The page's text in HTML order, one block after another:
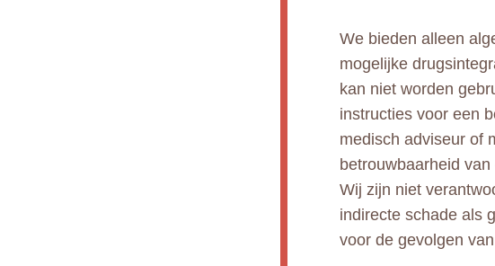
We bieden alleen
mogelijke
kan niet worden
instructies voor een
medisch adviseur of
betrouwbaarheid
Wij zijn niet
indirecte schade als
voor de gevolgen